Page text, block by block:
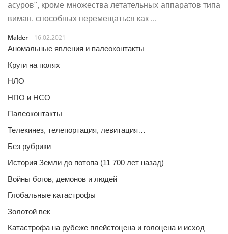
асуров", кроме множества летательных аппаратов типа
виман, способных перемещаться как ...
Malder
16.02.2021
Аномальные явления и палеоконтакты
Круги на полях
НЛО
НПО и НСО
Палеоконтакты
Телекинез, телепортация, левитация…
Без рубрики
История Земли до потопа (11 700 лет назад)
Войны богов, демонов и людей
Глобальные катастрофы
Золотой век
Катастрофа на рубеже плейстоцена и голоцена и исход